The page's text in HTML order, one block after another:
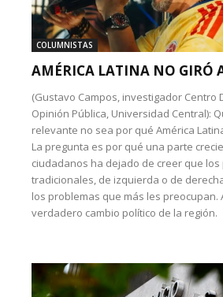
COLUMNISTAS
AMÉRICA LATINA NO GIRÓ
(Gustavo Campos, investigador Centro
Opinión Pública, Universidad Central):
relevante no sea por qué América
La pregunta es por qué una parte
ciudadanos ha dejado de creer que los
tradicionales, de izquierda o de
los problemas que más les preocupan.
verdadero cambio político de la región.